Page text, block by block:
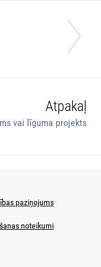
Atpakaļ
vai līguma projekts
paziņojums
noteikumi